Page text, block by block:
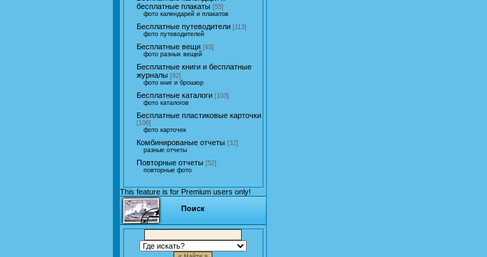
бесплатные плакаты [55]
фото календарей и плакатов
Бесплатные путеводители [113]
фото путеводителей
Бесплатные вещи [93]
фото разных вещей
Бесплатные книги и бесплатные
журналы [92]
фото книг и брошюр
Бесплатные каталоги [103]
фото каталогов
Бесплатные пластиковые карточки
[106]
фото карточек
Комбинированые отчеты [32]
разные отчеты
Повторные отчеты [52]
повторные фото
This feature is for Premium users only!
Поиск